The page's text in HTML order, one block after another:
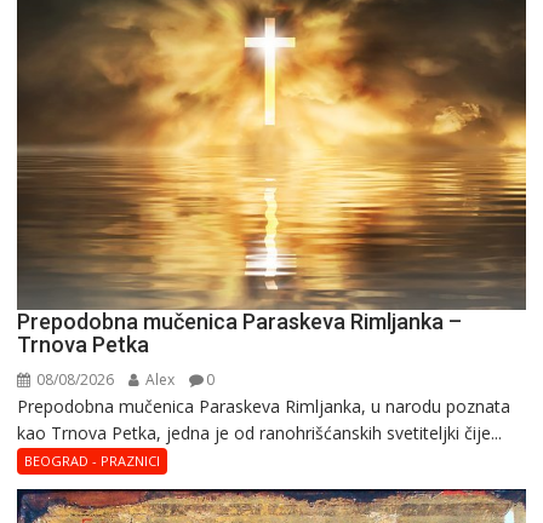
Prepodobna mučenica Paraskeva Rimljanka –
Trnova Petka
08/08/2026 Alex 0
Prepodobna mučenica Paraskeva Rimljanka, u narodu poznata
kao Trnova Petka, jedna je od ranohrišćanskih svetiteljki čije...
BEOGRAD - PRAZNICI